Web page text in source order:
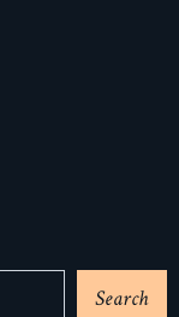
Search